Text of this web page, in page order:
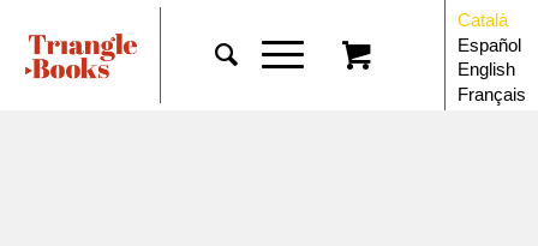
Català
Español
English
Français